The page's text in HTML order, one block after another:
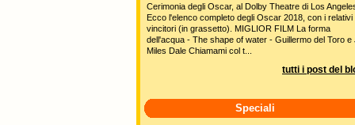
Cerimonia degli Oscar, al Dolby Theatre di Los
Ecco l'elenco completo degli Oscar 2018, con i relativi
vincitori (in grassetto). MIGLIOR FILM La forma
dell'acqua - The shape of water - Guillermo del Toro e
Miles Dale Chiamami col t...
tutti i post del
Speciali